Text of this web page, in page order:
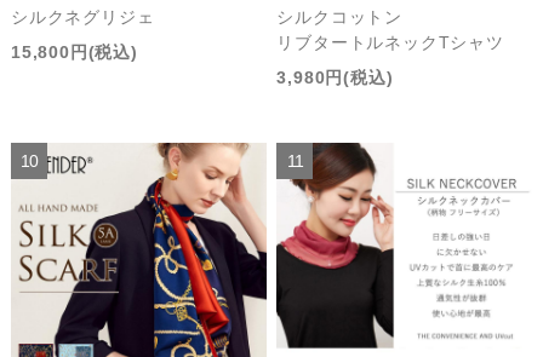
シルクネグリジェ
15,800円(税込)
シルクコットン
リブタートルネックTシャツ
3,980円(税込)